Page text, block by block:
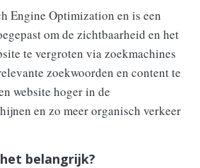
Engine Optimization en is een
om de zichtbaarheid en het
te vergroten via zoekmachines
zoekwoorden en content te
website hoger in de
en zo meer organisch verkeer
belangrijk?